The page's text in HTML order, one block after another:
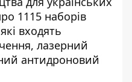
1115 наборів
входять
лазерний
антидроновий